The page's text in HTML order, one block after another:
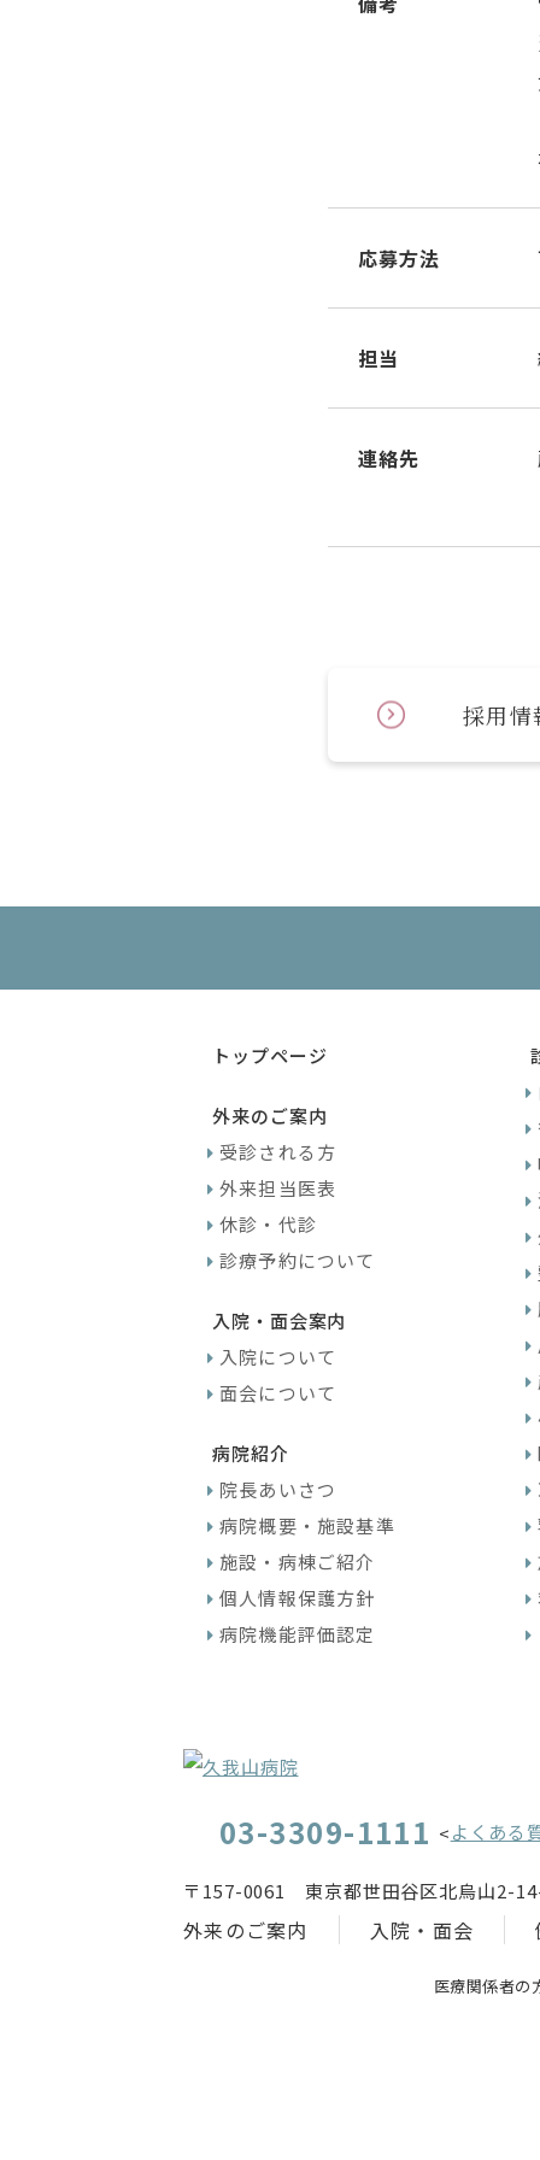
応募方法
担当
連絡先
採用情
トップページ
外来のご案内
受診される方
外来担当医表
休診・代診
診療予約について
入院・面会案内
入院について
面会について
病院紹介
院長あいさつ
病院概要・施設基準
施設・病棟ご紹介
個人情報保護方針
病院機能評価認定
03-3309-1111 <よくある
〒157-0061 東京都世田谷区北烏山2-
外来のご案内 入院・面会
医療関係者の